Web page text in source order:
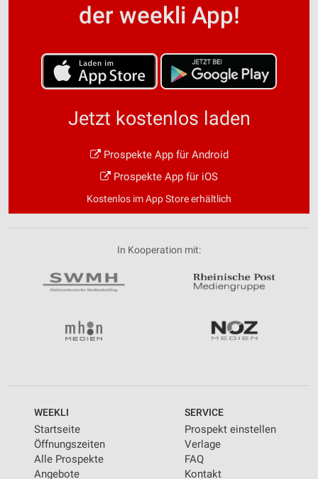
der weekli App!
Jetzt kostenlos laden
Prospekte App für Android
Prospekte App für iOS
Kostenlos im App Store erhältlich
In Kooperation mit:
WEEKLI
Startseite
Öffnungszeiten
Alle Prospekte
Angebote
SERVICE
Prospekt einstellen
Verlage
FAQ
Kontakt